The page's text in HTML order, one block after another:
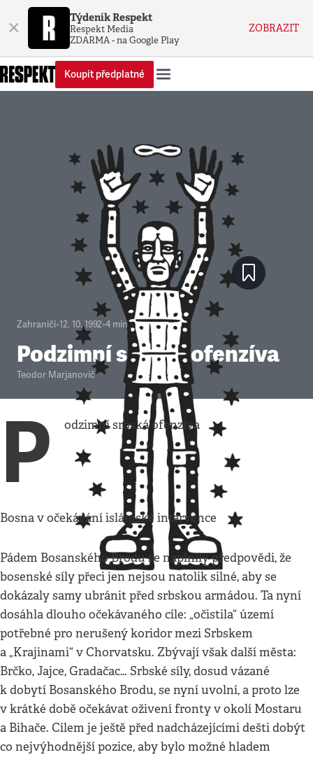
× Týdeník Respekt
Respekt Media
ZDARMA - na Google Play
ZOBRAZIT
Koupit předplatné
Zahraničí•12. 10. 1992•4 minuty
Podzimní srbská ofenzíva
Teodor Marjanovič
P odzimní srbská ofenzíva
Bosna v očekávání islámské intervence
Pádem Bosanského Brodu se naplnily předpovědi, že
bosenské síly přeci jen nejsou natolik silné, aby se
dokázaly samy ubránit před srbskou armádou. Ta nyní
dosáhla dlouho očekávaného cíle: „očistila“ území
potřebné pro nerušený koridor mezi Srbskem
a „Krajinami“ v Chorvatsku. Zbývají však další města:
Brčko, Jajce, Gradačac… Srbské síly, dosud vázané
k dobytí Bosanského Brodu, se nyní uvolní, a proto lze
v krátké době očekávat oživení fronty v okolí Mostaru
a Bihače. Cílem je ještě před nadcházejícími dešti dobýt
co nejvýhodnější pozice, aby bylo možné hladem